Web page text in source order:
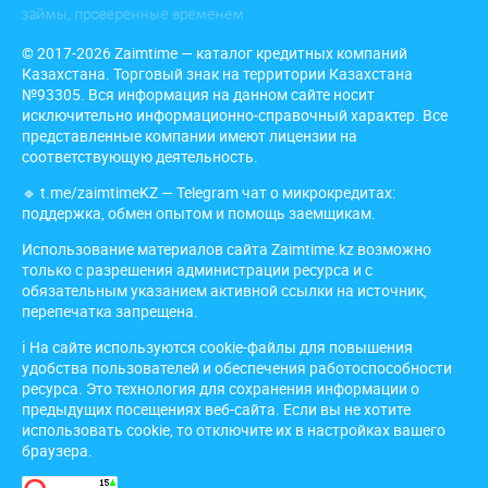
© 2017-2026 Zaimtime — каталог кредитных компаний
Казахстана. Торговый знак на территории Казахстана
№93305. Вся информация на данном сайте носит
исключительно информационно-справочный характер. Все
представленные компании имеют лицензии на
соответствующую деятельность.
🔹 t.me/zaimtimeKZ — Telegram чат о микрокредитах:
поддержка, обмен опытом и помощь заемщикам.
Использование материалов сайта Zaimtime.kz возможно
только с разрешения администрации ресурса и с
обязательным указанием активной ссылки на источник,
перепечатка запрещена.
ℹ️ На сайте используются cookie-файлы для повышения
удобства пользователей и обеспечения работоспособности
ресурса. Это технология для сохранения информации о
предыдущих посещениях веб-сайта. Если вы не хотите
использовать cookie, то отключите их в настройках вашего
браузера.